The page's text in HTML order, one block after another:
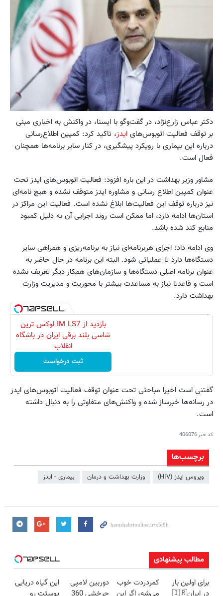
دکتر عباس زارع‌نژاد، در گفت‌وگو با ایسنا، در واکنش به اخباری مبنی
بر توقف فعالیت اتوبوس‌های ایدز، تاکید کرد: کمپین اطلاع‌رسانی
درباره این بیماری با رویکرد پیشگیری، در کنار سایر برنامه‌ها همچنان
فعال است.
مشاور وزیر بهداشت در این باره افزود: فعالیت اتوبوس‌های ایدز تحت
عنوان کمپین اطلاع رسانی و مشاوره ایدز متوقف نشده و هیچ نامه‌ای
نیز درباره توقف این فعالیت‌ها ابلاغ نشده است. فعالیت این مراکز در
استان‌ها ادامه دارد، اما ممکن است روند اجرایی آن به دلیل کمبود
منابع کند شده باشد.
وی ادامه داد: اجرای هربرنامه‌ای نیاز به برنامه‌ریزی و همراهی سایر
دستگاه‌ها دارد تا عملیاتی شود. البته این برنامه در حال حاضر به
عنوان برنامه اصلی دستگاه‌ها و سازمان‌های همکار دیگر تعریف نشده
است و قاعدتا نیاز به مساعدت بیشتر با محوریت و مدیریت وزارت
بهداشت دارد.
بازدید از IM LS7 لوکس ترین
شاسی بلند برقی ایران در باشگاه
انقلاب
ثبت درخواست
گفتنی است اخیرا مباحثی تحت عنوان توقف فعالیت اتوبوس‌های ایدز
در رسانه‌ها خبرساز شده و واکنش‌های متفاوتی را به دنبال داشته
است.
کد خبر406076
برچسب‌ها
ویروس ایدز (HIV) وزارت بهداشت و درمان بیماری - ایدز
مطالب پیشنهادی
برای اولین بار
کمردردت خوب
دوربین لامپی
این گیاه دریایی